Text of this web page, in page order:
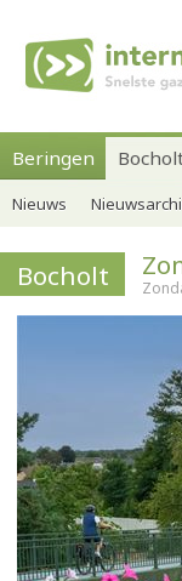
Beringen
Nieuws
Bocholt